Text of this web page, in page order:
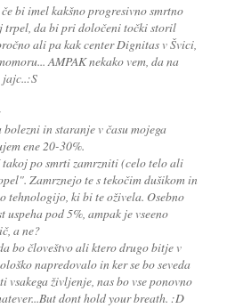
bi imel kakšno progresivno smrtno
trpel, da bi pri določeni točki storil
ali pa kak center Dignitas v Švici,
AMPAK nekako vem, da na
jajc..:S
in staranje v času mojega
ene 20-30%.
takoj po smrti zamrzniti (celo telo ali
Zamrznejo te s tekočim dušikom in
tehnologijo, ki bi te oživela. Osebno
pod 5%, ampak je vseeno
a ne?
bo človeštvo ali ktero drugo bitje v
napredovalo in ker se bo seveda
vsakega življenje, nas bo vse ponovno
dont hold your breath. :D